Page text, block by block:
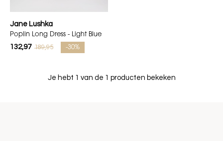
Jane Lushka
Poplin Long Dress - Light Blue
132,97 189,95 -30%
Je hebt 1 van de 1 producten bekeken